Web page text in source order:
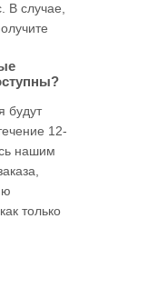
В случае,
будут
12-
нашим
только